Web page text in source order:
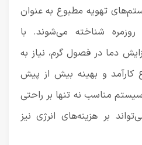
تهویه مطبوع به عنوان
شناخته می‌شوند. با
دما در فصول گرم، نیاز به
و بهینه بیش از پیش
مناسب نه تنها بر راحتی
بر هزینه‌های انرژی نیز